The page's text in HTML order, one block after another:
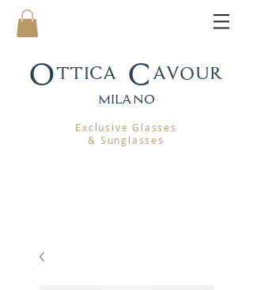
Ottica Cavour
milano
Exclusive Glasses
& Sunglasses